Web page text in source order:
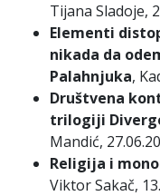
Tijana Sladoje,
Elementi
nikada da
Palahnjuka,
Društvena
trilogiji
Mandić,
Religija i
Viktor Sakač,